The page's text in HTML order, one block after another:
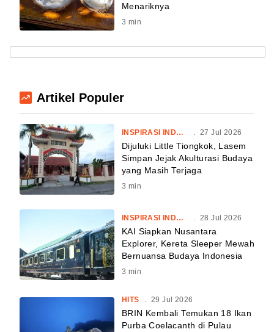
Menariknya
3 min
Artikel Populer
INSPIRASI INDONESIA . 27 Jul 2026
Dijuluki Little Tiongkok, Lasem
Simpan Jejak Akulturasi Budaya
yang Masih Terjaga
3 min
INSPIRASI INDONESIA . 28 Jul 2026
KAI Siapkan Nusantara
Explorer, Kereta Sleeper Mewah
Bernuansa Budaya Indonesia
3 min
HITS . 29 Jul 2026
BRIN Kembali Temukan 18 Ikan
Purba Coelacanth di Pulau